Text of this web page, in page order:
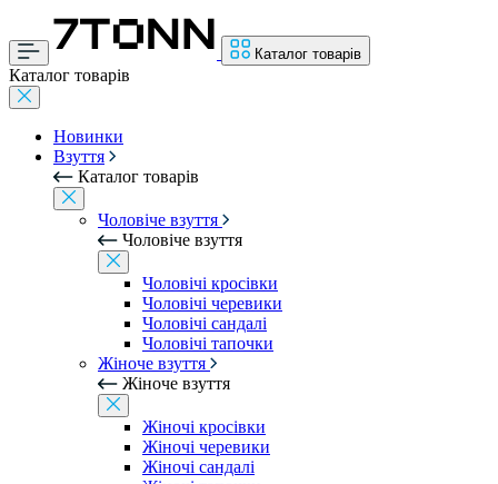
Каталог товарів
Каталог товарів
Новинки
Взуття
Каталог товарів
Чоловіче взуття
Чоловіче взуття
Чоловічі кросівки
Чоловічі черевики
Чоловічі сандалі
Чоловічі тапочки
Жіноче взуття
Жіноче взуття
Жіночі кросівки
Жіночі черевики
Жіночі сандалі